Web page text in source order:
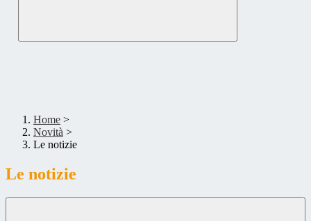
Home >
Novità >
Le notizie
Le notizie